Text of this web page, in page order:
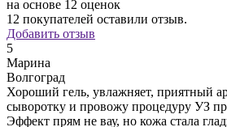
на основе 12 оценок
12 покупателей оставили отзыв.
Добавить отзыв
5
Марина
Волгоград
Хороший гель, увлажняет, приятный
сыворотку и провожу процедуру УЗ
Эффект прям не вау, но кожа стала